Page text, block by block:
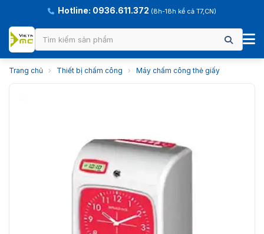
Hotline: 0936.611.372 (8h-18h kể cả T7,CN)
Trang chủ › Thiết bị chấm công › Máy chấm công thẻ giấy